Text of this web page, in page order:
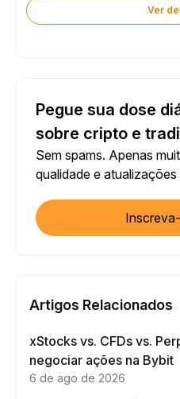
Ver
Pegue sua dose
sobre cripto e
Sem spams. Apenas
qualidade e
Artigos Relacionados
xStocks vs. CFDs vs.
negociar ações na Bybit
6 de ago de 2026